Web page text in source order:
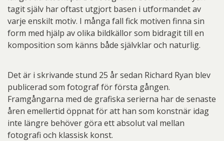
tagit själv har oftast utgjort basen i utformandet av
varje enskilt motiv. I många fall fick motiven finna sin
form med hjälp av olika bildkällor som bidragit till en
komposition som känns både självklar och naturlig.
Det är i skrivande stund 25 år sedan Richard Ryan blev
publicerad som fotograf för första gången.
Framgångarna med de grafiska serierna har de senaste
åren emellertid öppnat för att han som konstnär idag
inte längre behöver göra ett absolut val mellan
fotografi och klassisk konst.